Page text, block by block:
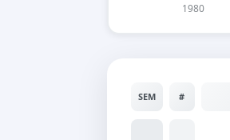
1980
SEM #